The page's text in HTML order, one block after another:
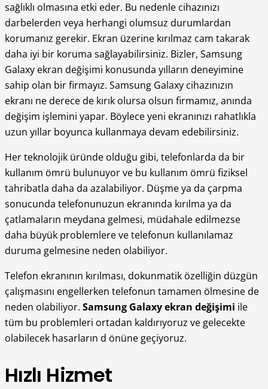
sağlıklı olmasına etki eder. Bu nedenle cihazınızı
darbelerden veya herhangi olumsuz durumlardan
korumanız gerekir. Ekran üzerine kırılmaz cam takarak
daha iyi bir koruma sağlayabilirsiniz. Bizler, Samsung
Galaxy ekran değişimi konusunda yılların deneyimine
sahip olan bir firmayız. Samsung Galaxy cihazınızın
ekranı ne derece de kırık olursa olsun firmamız, anında
değişim işlemini yapar. Böylece yeni ekranınızı rahatlıkla
uzun yıllar boyunca kullanmaya devam edebilirsiniz.
Her teknolojik üründe olduğu gibi, telefonlarda da bir
kullanım ömrü bulunuyor ve bu kullanım ömrü fiziksel
tahribatla daha da azalabiliyor. Düşme ya da çarpma
sonucunda telefonunuzun ekranında kırılma ya da
çatlamaların meydana gelmesi, müdahale edilmezse
daha büyük problemlere ve telefonun kullanılamaz
duruma gelmesine neden olabiliyor.
Telefon ekranının kırılması, dokunmatik özelliğin düzgün
çalışmasını engellerken telefonun tamamen ölmesine de
neden olabiliyor. Samsung Galaxy ekran değişimi ile
tüm bu problemleri ortadan kaldırıyoruz ve gelecekte
olabilecek hasarların d önüne geçiyoruz.
Hızlı Hizmet